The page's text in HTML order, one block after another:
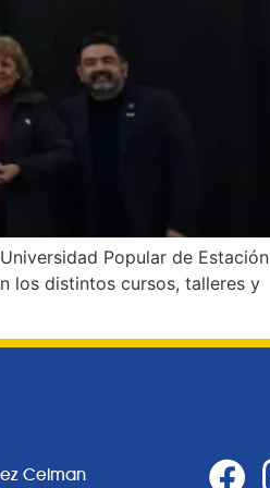
Popular de Estación
los distintos cursos, talleres y
Celman